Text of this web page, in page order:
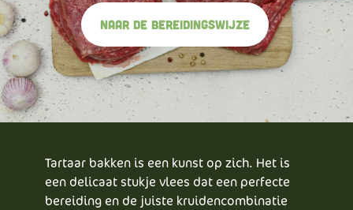
Naar de bereidingswijze
Tartaar bakken is een kunst op zich. Het is
een delicaat stukje vlees dat een perfecte
bereiding en de juiste kruidencombinatie